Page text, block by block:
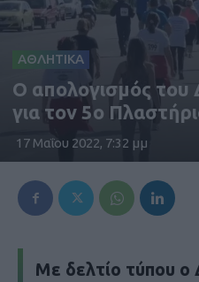
ΑΘΛΗΤΙΚΑ
Ο απολογισμός του
για τον 5ο
17 Μαΐου 2022, 7:32 μμ
Με δελτίο τύπου ο